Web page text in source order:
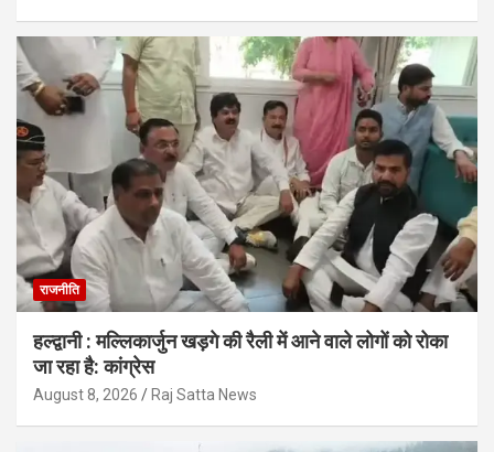
राजनीति
हल्द्वानी : मल्लिकार्जुन खड़गे की रैली में आने वाले लोगों को रोका
जा रहा है: कांग्रेस
August 8, 2026 Raj Satta News